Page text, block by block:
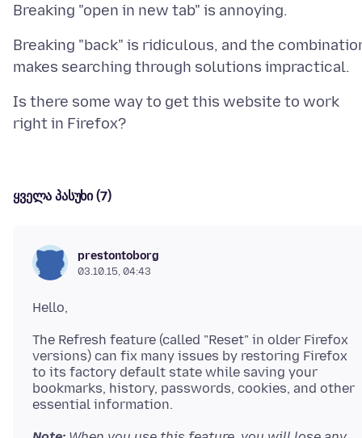
Breaking "back" is ridiculous, and the
Is there some way to get this website to work
ყველა პასუხი (7)
prestontoborg
03.10.15, 04:43
The Refresh feature (called "Reset" in older Firefox
versions) can fix many issues by restoring Firefox
to its factory default state while saving your
bookmarks, history, passwords, cookies, and other